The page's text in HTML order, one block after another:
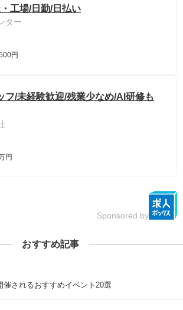
工場/日勤/日払い
ター
円
フ/未経験歓迎/残業少なめ/AI研修も
円
Sponsored by
おすすめ記事
催されるおすすめイベント20選